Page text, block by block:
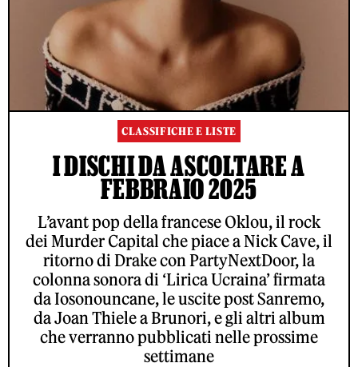
CLASSIFICHE E LISTE
I DISCHI DA ASCOLTARE A
FEBBRAIO 2025
L’avant pop della francese Oklou, il rock
dei Murder Capital che piace a Nick Cave, il
ritorno di Drake con PartyNextDoor, la
colonna sonora di ‘Lirica Ucraina’ firmata
da Iosonouncane, le uscite post Sanremo,
da Joan Thiele a Brunori, e gli altri album
che verranno pubblicati nelle prossime
settimane